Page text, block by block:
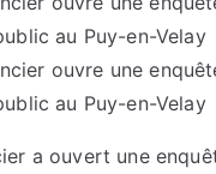
a ouvert une